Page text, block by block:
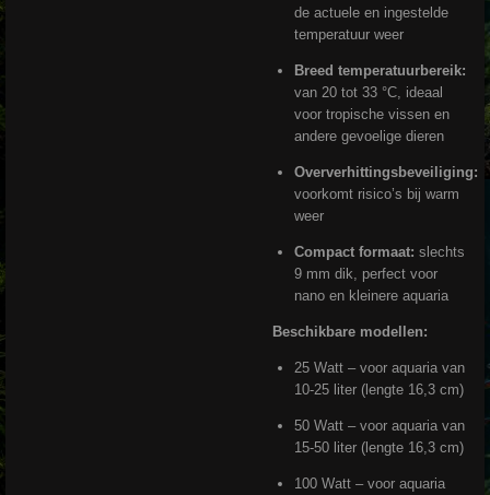
de actuele en ingestelde
temperatuur weer
Breed temperatuurbereik:
van 20 tot 33 °C, ideaal
voor tropische vissen en
andere gevoelige dieren
Oververhittingsbeveiliging:
voorkomt risico’s bij warm
weer
Compact formaat: slechts
9 mm dik, perfect voor
nano en kleinere aquaria
Beschikbare modellen:
25 Watt – voor aquaria van
10-25 liter (lengte 16,3 cm)
50 Watt – voor aquaria van
15-50 liter (lengte 16,3 cm)
100 Watt – voor aquaria